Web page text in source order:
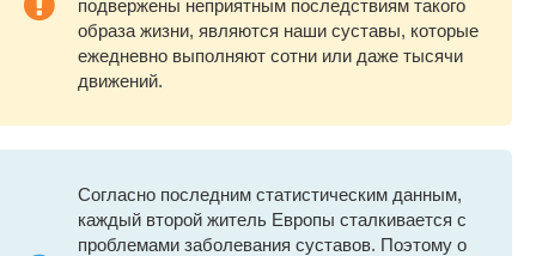
подвержены неприятным последствиям такого
образа жизни, являются наши суставы, которые
ежедневно выполняют сотни или даже тысячи
движений.
Согласно последним статистическим данным,
каждый второй житель Европы сталкивается с
проблемами заболевания суставов. Поэтому о